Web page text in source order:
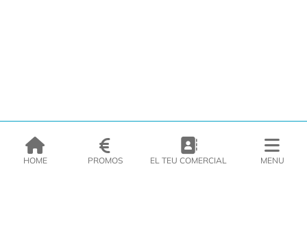
HOME PROMOS EL TEU COMERCIAL MENU